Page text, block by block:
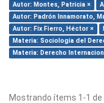
Autor: Montes, Patricia ×
Autor: Padrón Innamorato,
Autor: Fix Fierro, Héctor ×
Materia: Sociología del
Materia: Derecho
Mostrando ítems 1-1 de